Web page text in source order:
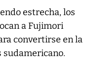
estrecha, los
a Fujimori
convertirse en la